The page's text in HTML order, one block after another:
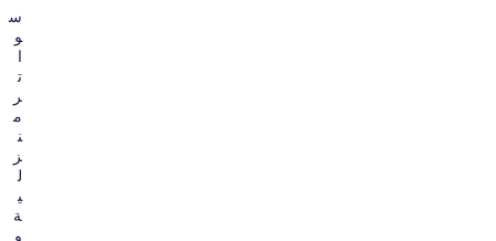
س
و
ا
ت
ر
م
ن
ز
ل
ي
ة
و